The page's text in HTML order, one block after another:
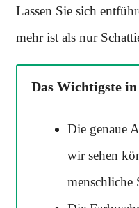
Lassen Sie sich
mehr ist als nur
Das Wichtigste
Die genaue
wir sehen
menschliche